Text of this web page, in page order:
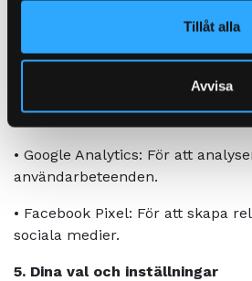
Tillåt alla
Avvisa
Vi använder också
analysera trafik och förbättra vår
Exempel på tredjepartscookies vi
• Google Analytics: För att
användarbeteenden.
• Facebook Pixel: För att skapa
sociala medier.
5. Dina val och inställningar